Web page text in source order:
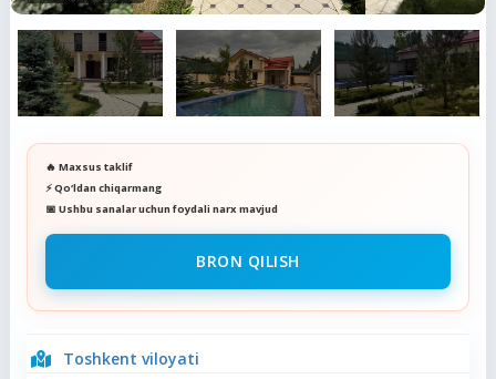
🔥 Maxsus taklif
⚡ Qo‘ldan chiqarmang
📅 Ushbu sanalar uchun foydali narx mavjud
BRON QILISH
Toshkent viloyati